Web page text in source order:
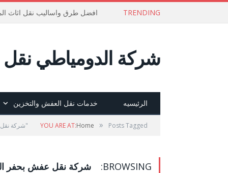
TRENDING افضل طرق واساليب نقل اثاث
شركة الدومياطي
الرئيسيه خدمات نقل العفش والتخزين
YOU ARE AT:Home » Posts Tagged "شركة نقل عفش بحفر الباطن"
BROWSING: شركة نقل عفش بحفر